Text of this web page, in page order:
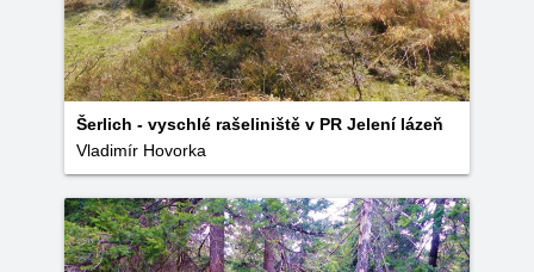
Šerlich - vyschlé rašeliniště v PR Jelení lázeň
Vladimír Hovorka